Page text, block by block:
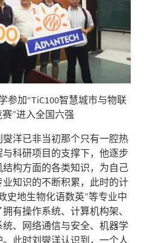
参加“TiC100智慧城市与物联
”进入全国六强
洋已非当初那个只有一腔热
科研项目的支撑下，他逐步
构方面的各类知识，为自己
知识的不断积累，此时的计
史地生物化语数英”等专业中
有操作系统、计算机构架、
、网络通信与安全、机器学
此时刘燮洋认识到，一个人